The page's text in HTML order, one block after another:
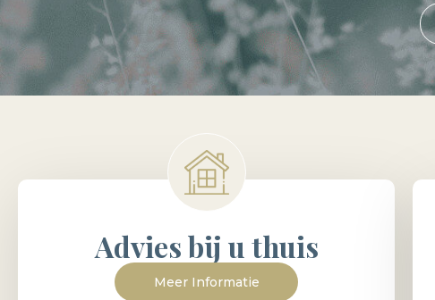
Advies bij u thuis
Meer Informatie